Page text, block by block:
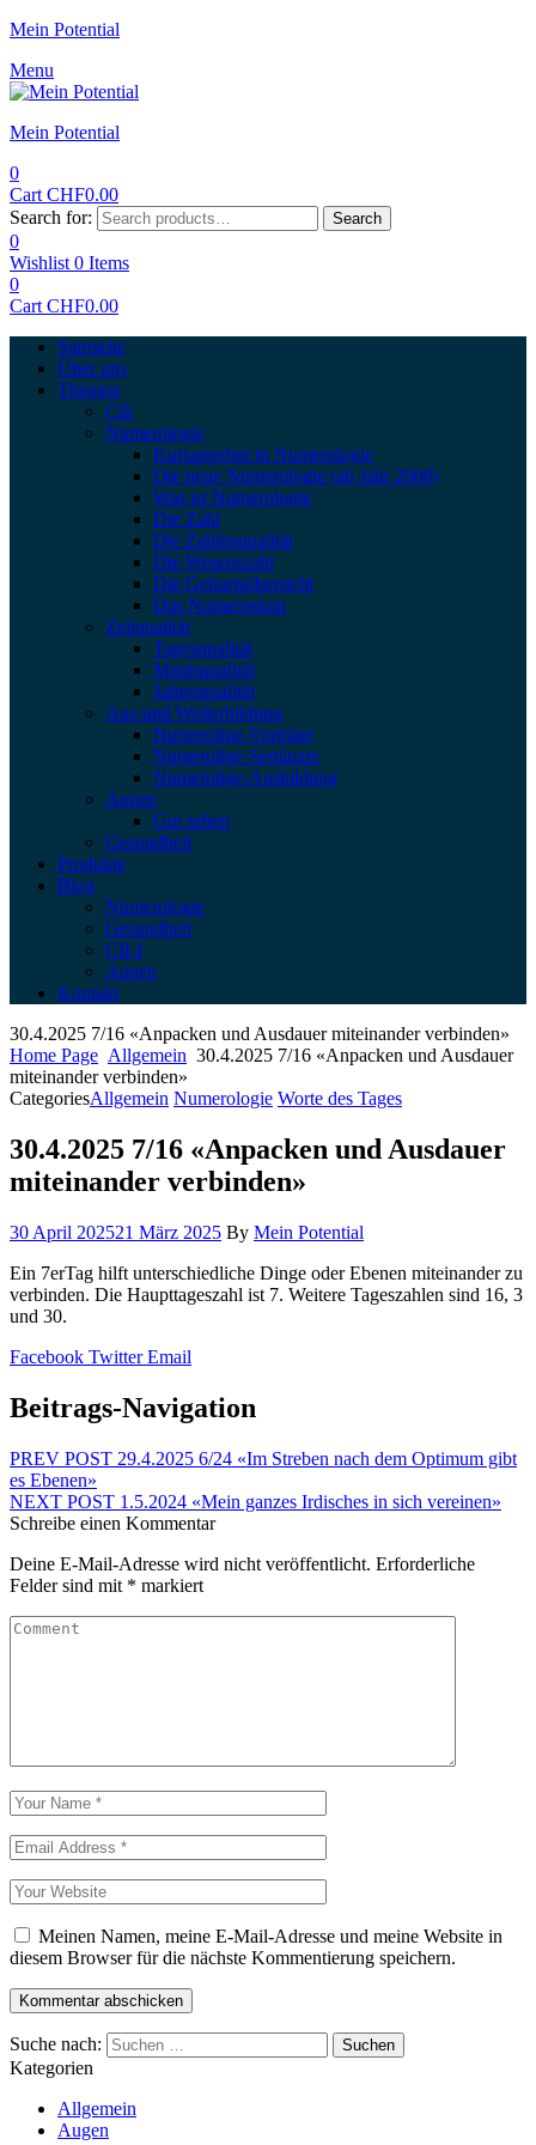
Mein Potential
Menu
Mein Potential
0
Cart CHF0.00
Search for:
Search
0
Wishlist 0 Items
0
Cart CHF0.00
Startseite
Über uns
Themen
Cili
Numerologie
Kursangebot in Numerologie
Die neue Numerologie (ab Jahr 2000)
Was ist Numerologie
Die Zahl
Die Zahlenqualität
Die Wesenszahl
Die Geburtsübersicht
Das Numeroskop
Zeitqualität
Tagesqualität
Mantsqualität
Jahresqualität
Aus-und Weiterbildung
Numerolige-Vorträge
Numerolige-Seminare
Numerolige-Ausbildung
Augen
Gut sehen
Gesundheit
Produkte
Blog
Numerologie
Gesundheit
CILI
Augen
Kontakt
30.4.2025 7/16 «Anpacken und Ausdauer miteinander verbinden»
Home Page Allgemein 30.4.2025 7/16 «Anpacken und Ausdauer
miteinander verbinden»
CategoriesAllgemein Numerologie Worte des Tages
30.4.2025 7/16 «Anpacken und Ausdauer
miteinander verbinden»
30 April 202521 März 2025 By Mein Potential
Ein 7erTag hilft unterschiedliche Dinge oder Ebenen miteinander zu
verbinden. Die Haupttageszahl ist 7. Weitere Tageszahlen sind 16, 3
und 30.
Facebook Twitter Email
Beitrags-Navigation
PREV POST 29.4.2025 6/24 «Im Streben nach dem Optimum gibt
es Ebenen»
NEXT POST 1.5.2024 «Mein ganzes Irdisches in sich vereinen»
Schreibe einen Kommentar
Deine E-Mail-Adresse wird nicht veröffentlicht. Erforderliche
Felder sind mit * markiert
Meinen Namen, meine E-Mail-Adresse und meine Website in
diesem Browser für die nächste Kommentierung speichern.
Suche nach:
Kategorien
Allgemein
Augen